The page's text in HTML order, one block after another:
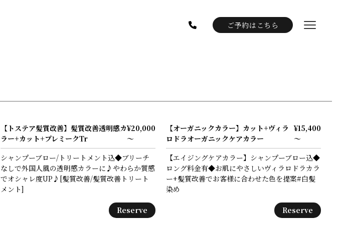
ご予約はこちら
【トステア髪質改善】髪質改善透明感カ
ラー+カット+プレミークTr
¥20,000
～
シャンプーブロー/トリートメント込◆ブリーチ
なしで外国人風の透明感カラーに♪やわらか質感
でオシャレ度UP♪[髪質改善/髪質改善トリート
メント]
Reserve
【オーガニックカラー】カット+ヴィラ
ロドラオーガニックケアカラー
¥15,400
～
【エイジングケアカラー】シャンプーブロー込◆
ロング料金有◆お肌にやさしいヴィラロドラカラ
ー+髪質改善でお客様に合わせた色を提案#白髪
染め
Reserve